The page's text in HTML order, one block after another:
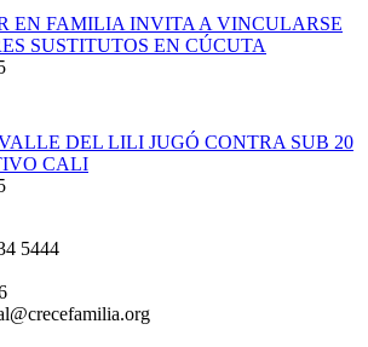
EN FAMILIA INVITA A VINCULARSE
SUSTITUTOS EN CÚCUTA
DEL LILI JUGÓ CONTRA SUB 20
CALI
5444